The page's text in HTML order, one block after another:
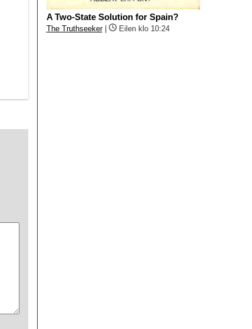
A Two-State Solution for Spain?
The Truthseeker| Eilen klo 10:24